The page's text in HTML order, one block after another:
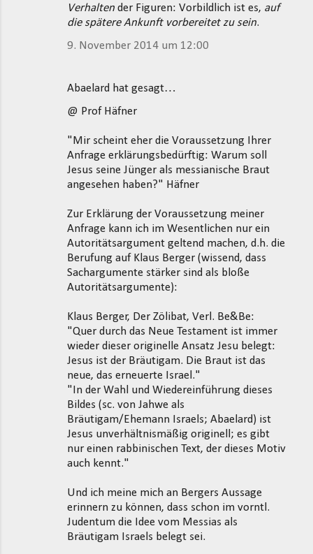
Verhalten der Figuren: Vorbildlich ist es, auf
die spätere Ankunft vorbereitet zu sein.
9. November 2014 um 12:00
Abaelard hat gesagt…
@ Prof Häfner
"Mir scheint eher die Voraussetzung Ihrer
Anfrage erklärungsbedürftig: Warum soll
Jesus seine Jünger als messianische Braut
angesehen haben?" Häfner
Zur Erklärung der Voraussetzung meiner
Anfrage kann ich im Wesentlichen nur ein
Autoritätsargument geltend machen, d.h. die
Berufung auf Klaus Berger (wissend, dass
Sachargumente stärker sind als bloße
Autoritätsargumente):
Klaus Berger, Der Zölibat, Verl. Be&Be:
"Quer durch das Neue Testament ist immer
wieder dieser originelle Ansatz Jesu belegt:
Jesus ist der Bräutigam. Die Braut ist das
neue, das erneuerte Israel."
"In der Wahl und Wiedereinführung dieses
Bildes (sc. von Jahwe als
Bräutigam/Ehemann Israels; Abaelard) ist
Jesus unverhältnismäßig originell; es gibt
nur einen rabbinischen Text, der dieses Motiv
auch kennt."
Und ich meine mich an Bergers Aussage
erinnern zu können, dass schon im vorntl.
Judentum die Idee vom Messias als
Bräutigam Israels belegt sei.